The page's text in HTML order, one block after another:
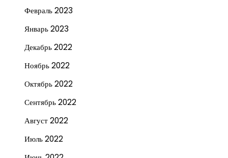
Февраль 2023
Январь 2023
Декабрь 2022
Ноябрь 2022
Октябрь 2022
Сентябрь 2022
Август 2022
Июль 2022